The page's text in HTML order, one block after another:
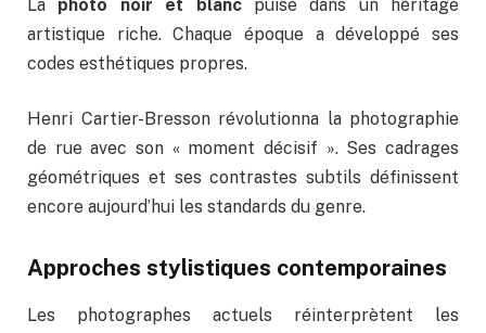
La photo noir et blancpuise dans un héritage
artistique riche. Chaque époque a développé ses
codes esthétiques propres.
Henri Cartier-Bresson révolutionna la photographie
de rue avec son « moment décisif ». Ses cadrages
géométriques et ses contrastes subtils définissent
encore aujourd’hui les standards du genre.
Approches stylistiques contemporaines
Les photographes actuels réinterprètent les